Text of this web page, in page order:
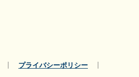
プライバシーポリシー